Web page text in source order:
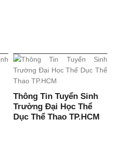
Thông Tin Tuyển Sinh
Trường Đại Học Thể
Dục Thể Thao TP.HCM